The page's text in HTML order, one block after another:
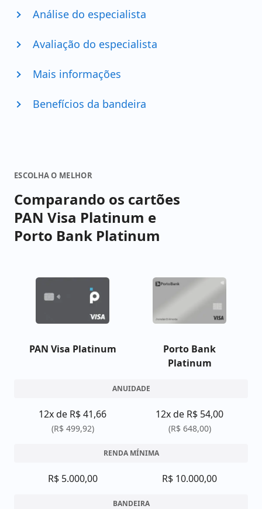
Análise do especialista
Avaliação do especialista
Mais informações
Benefícios da bandeira
ESCOLHA O MELHOR
Comparando os cartões
PAN Visa Platinum e
Porto Bank Platinum
PAN Visa Platinum
Porto Bank
Platinum
ANUIDADE
12x de R$ 41,66
(R$ 499,92)
12x de R$ 54,00
(R$ 648,00)
RENDA MÍNIMA
R$ 5.000,00 R$ 10.000,00
BANDEIRA